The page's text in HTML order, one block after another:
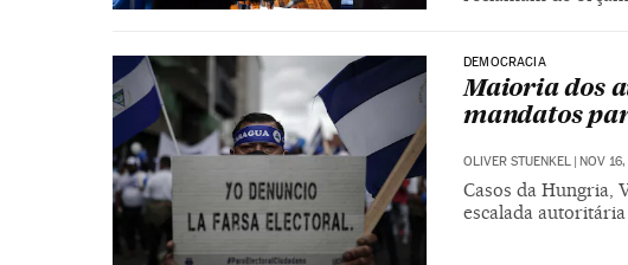
DEMOCRACIA
Maioria dos
mandatos
OLIVER STUENKEL NOV
Casos da Hungria,
escalada